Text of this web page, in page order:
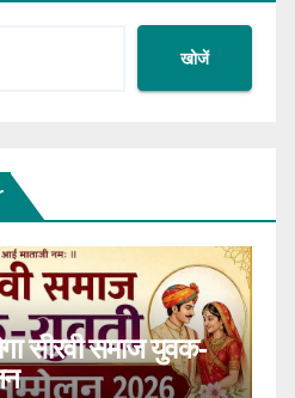
खोजें
2026: रक्षाबंधन
महत्व